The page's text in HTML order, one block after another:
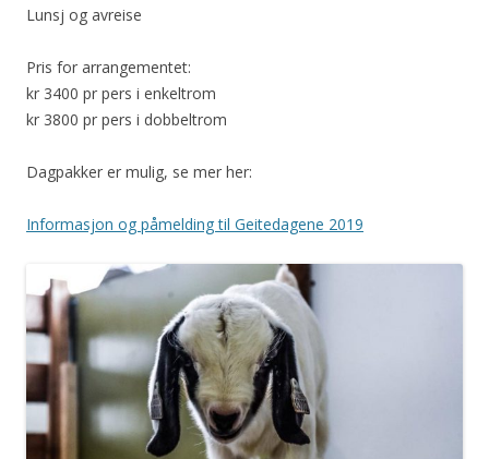
Lunsj og avreise
Pris for arrangementet:
kr 3400 pr pers i enkeltrom
kr 3800 pr pers i dobbeltrom
Dagpakker er mulig, se mer her:
Informasjon og påmelding til Geitedagene 2019